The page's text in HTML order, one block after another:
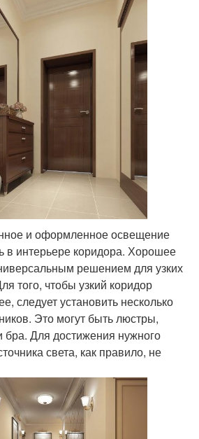
и оформленное освещение
в интерьере коридора. Хорошее
решением для узких
того, чтобы узкий коридор
следует установить несколько
Это могут быть люстры,
Для достижения нужного
света, как правило, не